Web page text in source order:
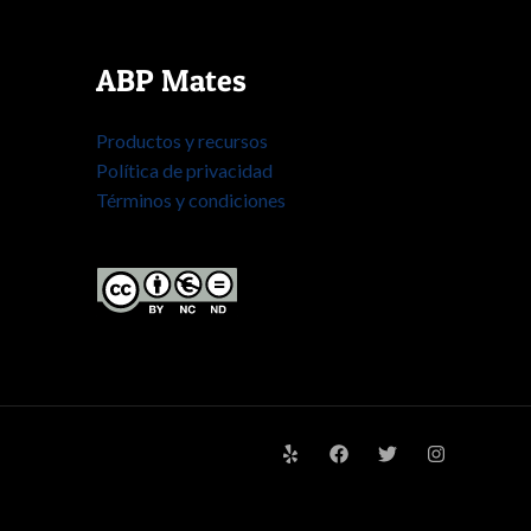
ABP Mates
Productos y recursos
Política de privacidad
Términos y condiciones